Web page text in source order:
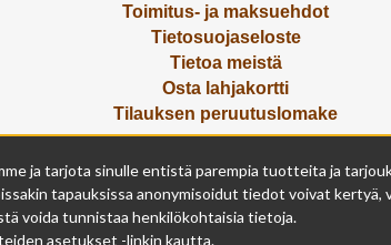
Toimitus- ja maksuehdot
Tietosuojaseloste
Tietoa meistä
Osta lahjakortti
Tilauksen peruutuslomake
Olemme avoinna
ma - pe 9 - 17
la 9 - 14
su suljettu
ja tarjota sinulle entistä parempia tuotteita ja
tapauksissa anonymisoidut tiedot voivat kertyä,
voida tunnistaa henkilökohtaisia tietoja.
asetukset -linkin kautta.